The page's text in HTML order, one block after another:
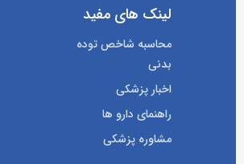
لینک های مفید
محاسبه شاخص توده
بدنی
اخبار پزشکی
راهنمای دارو ها
مشاوره پزشکی